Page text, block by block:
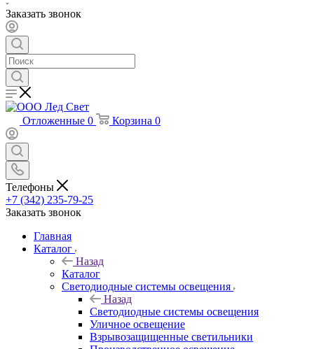
Заказать звонок
Отложенные 0 Корзина 0
Телефоны
+7 (342) 235-79-25
Заказать звонок
Главная
Каталог
Назад
Каталог
Светодиодные системы освещения
Назад
Светодиодные системы освещения
Уличное освещение
Взрывозащищенные светильники